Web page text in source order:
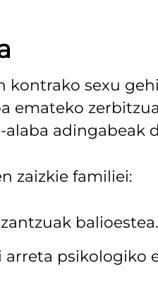
kontrako sexu
emateko
adingabeak
zaizkie familiei:
balioestea.
psikologiko